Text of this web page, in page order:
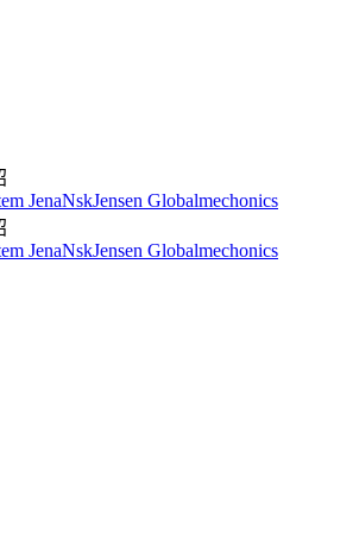
JenaNskJensen Globalmechonics
JenaNskJensen Globalmechonics